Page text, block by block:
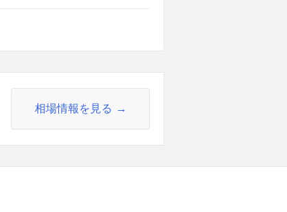
相場情報を見る